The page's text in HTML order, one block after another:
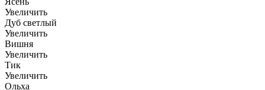
Увеличить
Дуб светлый
Увеличить
Вишня
Увеличить
Тик
Увеличить
Ольха